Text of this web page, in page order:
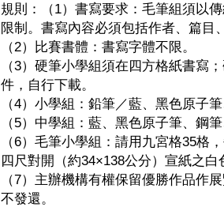
規則：（1）書寫要求：毛筆組須以
限制。書寫內容必須包括作者、篇目
（2）比賽書體：書寫字體不限。
（3）硬筆小學組須在四方格紙書寫
件，自行下載。
（4）小學組：鉛筆／藍、黑色原子
（5）中學組：藍、黑色原子筆、鋼
（6）毛筆小學組：請用九宮格35格
四尺對開（約34×138公分）宣紙之白
（7）主辦機構有權保留優勝作品作
不發還。